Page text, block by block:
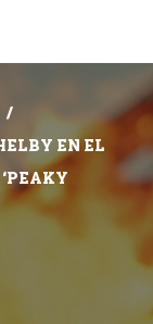
EN EL